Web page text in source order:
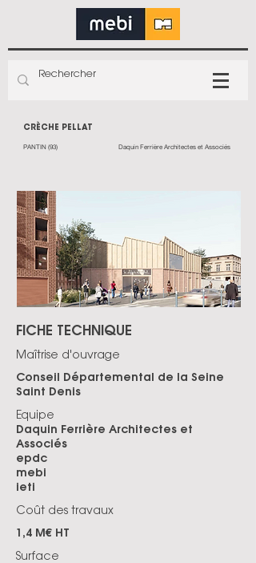
CRÈCHE PELLAT
PANTIN (93) Daquin Ferrière Architectes et Associés
FICHE TECHNIQUE
Maîtrise d'ouvrage
Conseil Départemental de la Seine
Saint Denis
Equipe
Daquin Ferrière Architectes et
Associés
epdc
mebi
ieti
Coût des travaux
1,4 M€ HT
Surface